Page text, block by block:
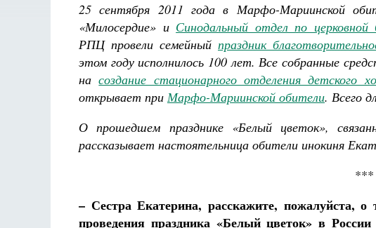
25 сентября 2011 года в Марфо-Мариинской
«Милосердие» и Синодальный отдел по
РПЦ провели семейный праздник
этом году исполнилось 100 лет. Все собранные
насоздание стационарного отделения детского
открывает при Марфо-Мариинской обители. Всего
О прошедшем празднике «Белый цветок»,
рассказывает настоятельница обители инокиня
***
– Сестра Екатерина, расскажите, пожалуйста, о
проведения праздника «Белый цветок» в
Великомученик
Роман